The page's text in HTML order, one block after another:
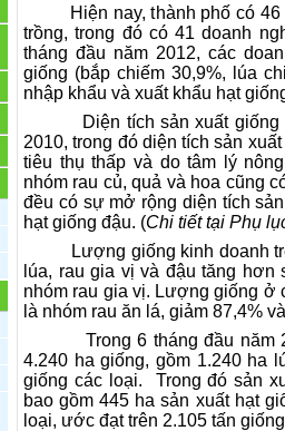
Hiện nay, thành phố có
trồng, trong đó có 41 doanh
tháng đầu năm 2012, các
giống (bắp chiếm 30,9%, lúa
nhập khẩu và xuất khẩu hạt
Diện tích sản xuất giống
2010, trong đó diện tích sản
tiêu thụ thấp và do tâm lý
nhóm rau củ, quả và hoa cũng
đều có sự mở rộng diện tích
hạt giống đậu. (Chi tiết tại Phụ
Lượng giống kinh doanh
lúa, rau gia vị và đậu tăng
nhóm rau gia vị. Lượng giống ở
là nhóm rau ăn lá, giảm 87,4%
Trong 6 tháng đầu năm
4.240 ha giống, gồm 1.240ha
giống các loại. Trong đó sản
bao gồm 445 ha sản xuất hạt
loại, ước đạt trên 2.105 tấn